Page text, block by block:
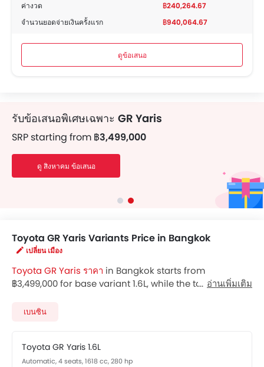
ค่างวด
฿240,264.67
จำนวนยอดจ่ายเงินครั้งแรก
฿940,064.67
ดูข้อเสนอ
รับข้อเสนอพิเศษเฉพาะ GR Yaris
SRP starting from ฿3,499,000
ดู สิงหาคม ข้อเสนอ
Toyota GR Yaris Variants Price in Bangkok
เปลี่ยน เมือง
Toyota GR Yaris ราคา in Bangkok starts from
฿3,499,000 for base variant 1.6L, while the top spec
GR Yaris showroom in Bangkok
อ่านเพิ่มเติม
เบนซิน
Toyota GR Yaris 1.6L
Automatic, 4 seats, 1618 cc, 280 hp